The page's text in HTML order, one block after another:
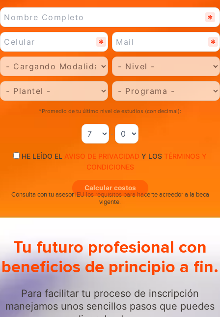
*Promedio de tu último nivel de estudios (con decimal):
.
HE LEÍDO EL AVISO DE PRIVACIDAD Y LOS TÉRMINOS Y
CONDICIONES
Calcular costos
Consulta con tu asesor IEU los requisitos para hacerte acreedor a la beca
vigente.
Tu futuro profesional con
beneficios de principio a fin.
Para facilitar tu proceso de inscripción
manejamos unos sencillos pasos que puedes